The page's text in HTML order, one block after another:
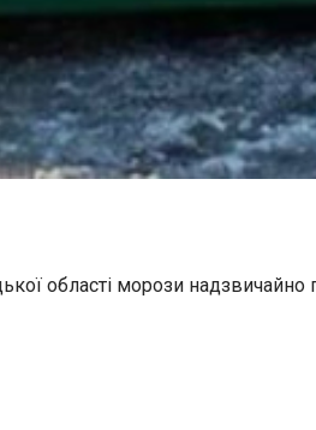
області морози